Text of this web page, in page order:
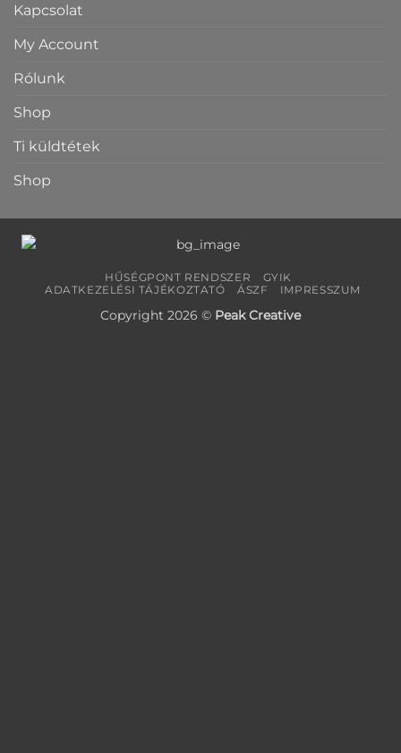
Kapcsolat
My Account
Rólunk
Shop
Ti küldtétek
Shop
HŰSÉGPONT RENDSZER
GYIK
ADATKEZELÉSI TÁJÉKOZTATÓ
ÁSZF IMPRESSZUM
Copyright 2026 © Peak Creative